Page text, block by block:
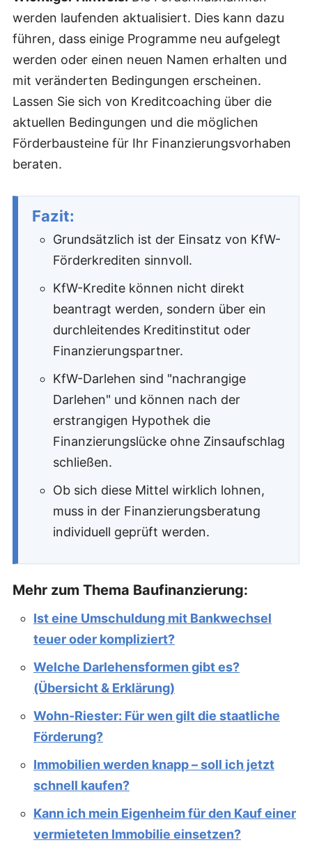
werden laufenden aktualisiert. Dies kann dazu
führen, dass einige Programme neu aufgelegt
werden oder einen neuen Namen erhalten und
mit veränderten Bedingungen erscheinen.
Lassen Sie sich von Kreditcoaching über die
aktuellen Bedingungen und die möglichen
Förderbausteine für Ihr Finanzierungsvorhaben
beraten.
Fazit:
Grundsätzlich ist der Einsatz von KfW-
Förderkrediten sinnvoll.
KfW-Kredite können nicht direkt
beantragt werden, sondern über ein
durchleitendes Kreditinstitut oder
Finanzierungspartner.
KfW-Darlehen sind "nachrangige
Darlehen" und können nach der
erstrangigen Hypothek die
Finanzierungslücke ohne Zinsaufschlag
schließen.
Ob sich diese Mittel wirklich lohnen,
muss in der Finanzierungsberatung
individuell geprüft werden.
Mehr zum Thema Baufinanzierung:
Ist eine Umschuldung mit Bankwechsel
teuer oder kompliziert?
Welche Darlehensformen gibt es?
(Übersicht & Erklärung)
Wohn-Riester: Für wen gilt die staatliche
Förderung?
Immobilien werden knapp – soll ich jetzt
schnell kaufen?
Kann ich mein Eigenheim für den Kauf einer
vermieteten Immobilie einsetzen?